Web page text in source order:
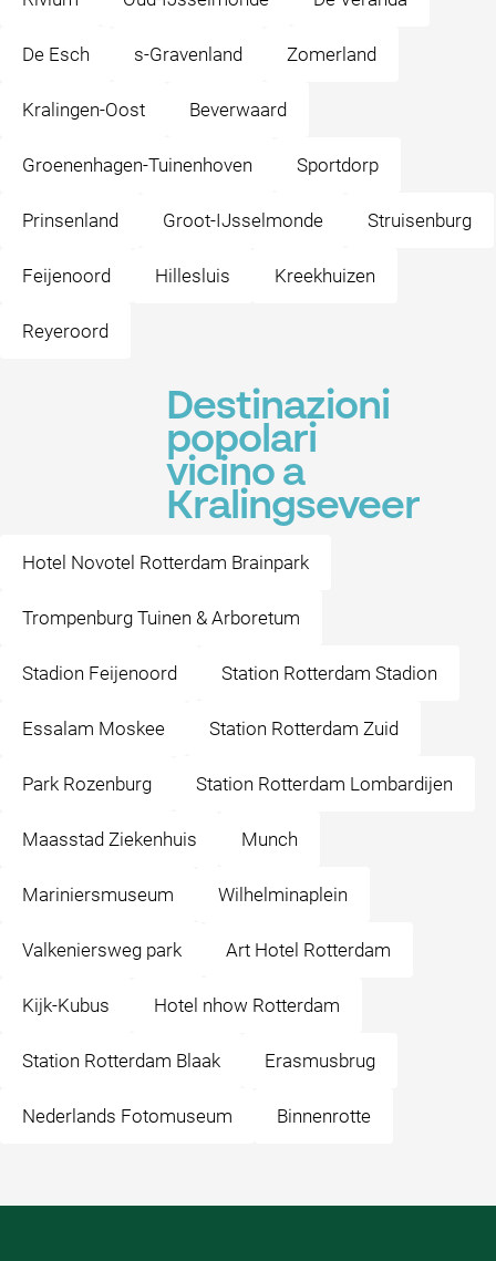
De Esch s-Gravenland Zomerland
Kralingen-Oost Beverwaard
Groenenhagen-Tuinenhoven Sportdorp
Prinsenland Groot-IJsselmonde Struisenburg
Feijenoord Hillesluis Kreekhuizen
Reyeroord
Destinazioni
popolari
vicino a
Kralingseveer
Hotel Novotel Rotterdam Brainpark
Trompenburg Tuinen & Arboretum
Stadion Feijenoord Station Rotterdam Stadion
Essalam Moskee Station Rotterdam Zuid
Park Rozenburg Station Rotterdam Lombardijen
Maasstad Ziekenhuis Munch
Mariniersmuseum Wilhelminaplein
Valkeniersweg park Art Hotel Rotterdam
Kijk-Kubus Hotel nhow Rotterdam
Station Rotterdam Blaak Erasmusbrug
Nederlands Fotomuseum Binnenrotte